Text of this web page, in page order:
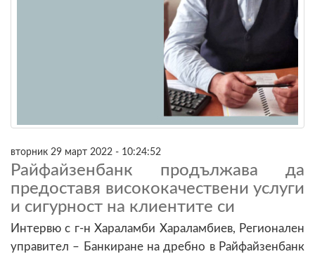
вторник 29 март 2022 - 10:24:52
Райфайзенбанк продължава да
предоставя висококачествени услуги
и сигурност на клиентите си
Интервю с г-н Хараламби Хараламбиев, Регионален
управител – Банкиране на дребно в Райфайзенбанк